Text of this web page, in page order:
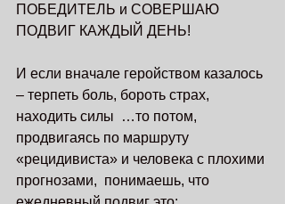
ПОБЕДИТЕЛЬ и СОВЕРШАЮ
ПОДВИГ КАЖДЫЙ ДЕНЬ!
И если вначале геройством казалось
– терпеть боль, бороть страх,
находить силы  …то потом,
продвигаясь по маршруту
«рецидивиста» и человека с плохими
прогнозами,  понимаешь, что